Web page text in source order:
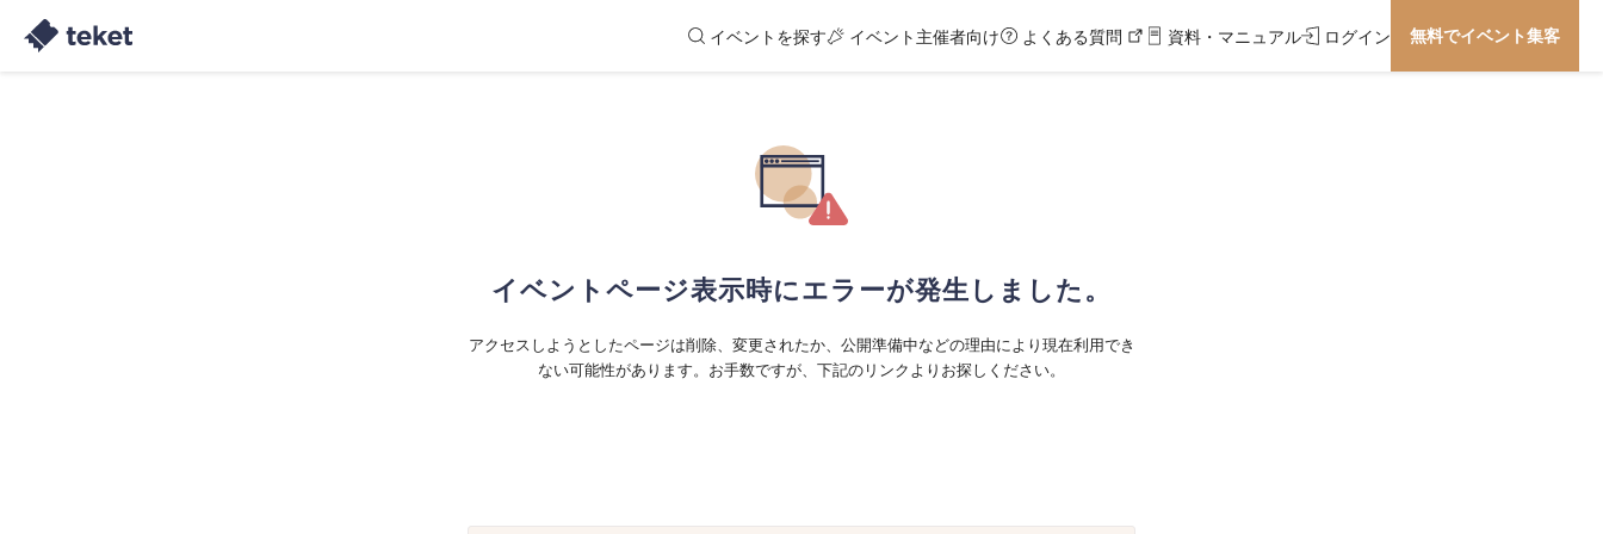
イベントを探す イベント主催者向け よくある質問 資料・マニュアル ログイン 無料でイベント集客
イベントページ表示時にエラーが発生しました。
アクセスしようとしたページは削除、変更されたか、公開準備中などの理由により現在利用でき
ない可能性があります。お手数ですが、下記のリンクよりお探しください。